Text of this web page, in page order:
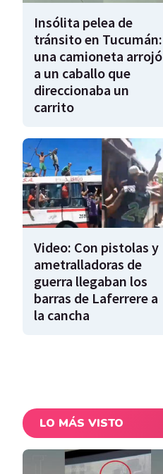
Insólita pelea de
tránsito en Tucumán:
una camioneta arrojó
a un caballo que
direccionaba un
carrito
Video: Con pistolas y
ametralladoras de
guerra llegaban los
barras de Laferrere a
la cancha
LO MÁS VISTO